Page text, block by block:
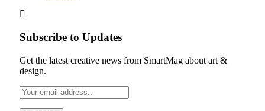
Subscribe to Updates
Get the latest creative news from SmartMag about art &
design.